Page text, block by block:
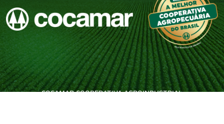
COCAMAR COOPERATIVA AGROINDUSTRIAL